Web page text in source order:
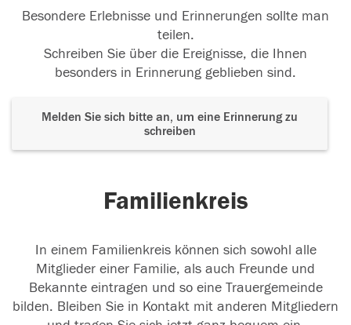
Besondere Erlebnisse und Erinnerungen sollte man
teilen.
Schreiben Sie über die Ereignisse, die Ihnen
besonders in Erinnerung geblieben sind.
Melden Sie sich bitte an, um eine Erinnerung zu
schreiben
Familienkreis
In einem Familienkreis können sich sowohl alle
Mitglieder einer Familie, als auch Freunde und
Bekannte eintragen und so eine Trauergemeinde
bilden. Bleiben Sie in Kontakt mit anderen Mitgliedern